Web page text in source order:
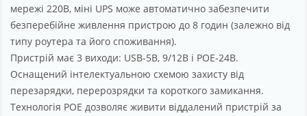
мережі 220В, міні UPS може автоматично забезпечити
безперебійне живлення пристрою до 8 годин (залежно від
типу роутера та його споживання).
Пристрій має 3 виходи: USB-5В, 9/12В і POE-24В.
Оснащений інтелектуальною схемою захисту від
перезарядки, перерозрядки та короткого замикання.
Технологія POE дозволяє живити віддалений пристрій за